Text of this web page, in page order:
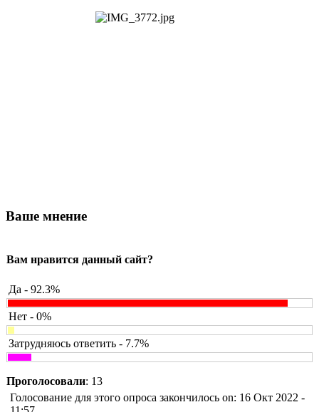
Ваше мнение
Вам нравится данный сайт?
Да - 92.3%
Нет - 0%
Затрудняюсь ответить - 7.7%
Проголосовали: 13
Голосование для этого опроса закончилось on: 16 Окт 2022 -